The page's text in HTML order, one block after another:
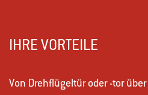
IHRE VORTEILE
Von Drehflügeltür oder -tor